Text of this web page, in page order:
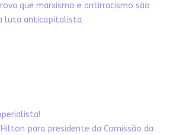
que marxismo e antirracismo são
luta anticapitalista
Hilton para presidente da Comissão da